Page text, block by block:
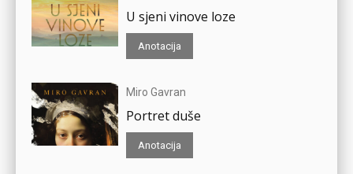
U sjeni vinove loze
Anotacija
Miro Gavran
Portret duše
Anotacija